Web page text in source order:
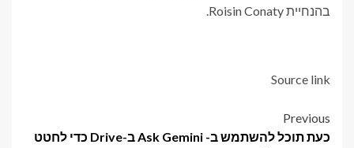
בהנחיית Roisin Conaty.
Source link
Post
Previous
כעת תוכל להשתמש ב- Ask Gemini ב-Drive כדי לחטט